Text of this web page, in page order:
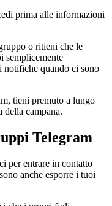
prima alle informazioni
o ritieni che le
semplicemente
notifiche quando ci sono
tieni premuto a lungo
della campana.
Telegram
per entrare in contatto
anche esporre i tuoi